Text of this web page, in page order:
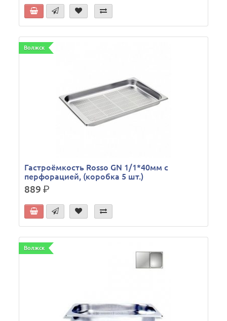
Волжск
Гастроёмкость Rosso GN 1/1*40мм с
перфорацией, (коробка 5 шт.)
889р.
Волжск